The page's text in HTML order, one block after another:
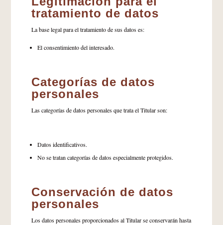
tratamiento de datos
La base legal para el tratamiento de sus datos es:
El consentimiento del interesado.
Categorías de datos
personales
Las categorías de datos personales que trata el Titular son:
Datos identificativos.
No se tratan categorías de datos especialmente protegidos.
Conservación de datos
personales
Los datos personales proporcionados al Titular se conservarán hasta